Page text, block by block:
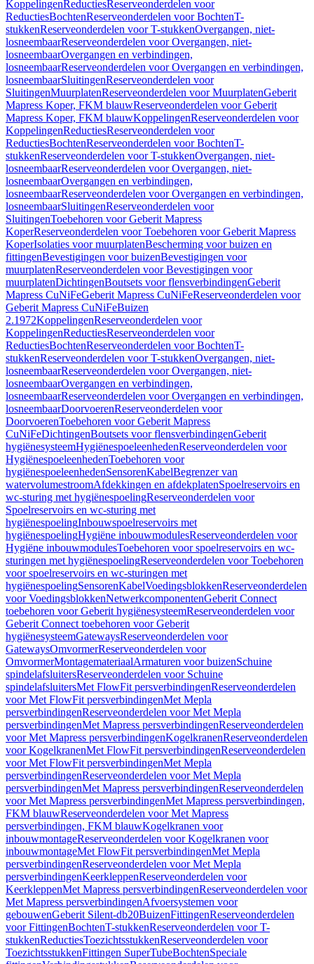
KoppelingenReductiesReserveonderdelen voor
ReductiesBochtenReserveonderdelen voor BochtenT-
stukkenReserveonderdelen voor T-stukkenOvergangen, niet-
losneembaarReserveonderdelen voor Overgangen, niet-
losneembaarOvergangen en verbindingen,
losneembaarReserveonderdelen voor Overgangen en verbindingen,
losneembaarSluitingenReserveonderdelen voor
SluitingenMuurplatenReserveonderdelen voor MuurplatenGeberit
Mapress Koper, FKM blauwReserveonderdelen voor Geberit
Mapress Koper, FKM blauwKoppelingenReserveonderdelen voor
KoppelingenReductiesReserveonderdelen voor
ReductiesBochtenReserveonderdelen voor BochtenT-
stukkenReserveonderdelen voor T-stukkenOvergangen, niet-
losneembaarReserveonderdelen voor Overgangen, niet-
losneembaarOvergangen en verbindingen,
losneembaarReserveonderdelen voor Overgangen en verbindingen,
losneembaarSluitingenReserveonderdelen voor
SluitingenToebehoren voor Geberit Mapress
KoperReserveonderdelen voor Toebehoren voor Geberit Mapress
KoperIsolaties voor muurplatenBescherming voor buizen en
fittingenBevestigingen voor buizenBevestigingen voor
muurplatenReserveonderdelen voor Bevestigingen voor
muurplatenDichtingenBoutsets voor flensverbindingenGeberit
Mapress CuNiFeGeberit Mapress CuNiFeReserveonderdelen voor
Geberit Mapress CuNiFeBuizen
2.1972KoppelingenReserveonderdelen voor
KoppelingenReductiesReserveonderdelen voor
ReductiesBochtenReserveonderdelen voor BochtenT-
stukkenReserveonderdelen voor T-stukkenOvergangen, niet-
losneembaarReserveonderdelen voor Overgangen, niet-
losneembaarOvergangen en verbindingen,
losneembaarReserveonderdelen voor Overgangen en verbindingen,
losneembaarDoorvoerenReserveonderdelen voor
DoorvoerenToebehoren voor Geberit Mapress
CuNiFeDichtingenBoutsets voor flensverbindingenGeberit
hygiënesysteemHygiënespoeleenhedenReserveonderdelen voor
HygiënespoeleenhedenToebehoren voor
hygiënespoeleenhedenSensorenKabelBegrenzer van
watervolumestroomAfdekkingen en afdekplatenSpoelreservoirs en
wc-sturing met hygiënespoelingReserveonderdelen voor
Spoelreservoirs en wc-sturing met
hygiënespoelingInbouwspoelreservoirs met
hygiënespoelingHygiëne inbouwmodulesReserveonderdelen voor
Hygiëne inbouwmodulesToebehoren voor spoelreservoirs en wc-
sturingen met hygiënespoelingReserveonderdelen voor Toebehoren
voor spoelreservoirs en wc-sturingen met
hygiënespoelingSensorenKabelVoedingsblokkenReserveonderdelen
voor VoedingsblokkenNetwerkcomponentenGeberit Connect
toebehoren voor Geberit hygiënesysteemReserveonderdelen voor
Geberit Connect toebehoren voor Geberit
hygiënesysteemGatewaysReserveonderdelen voor
GatewaysOmvormerReserveonderdelen voor
OmvormerMontagemateriaalArmaturen voor buizenSchuine
spindelafsluitersReserveonderdelen voor Schuine
spindelafsluitersMet FlowFit persverbindingenReserveonderdelen
voor Met FlowFit persverbindingenMet Mepla
persverbindingenReserveonderdelen voor Met Mepla
persverbindingenMet Mapress persverbindingenReserveonderdelen
voor Met Mapress persverbindingenKogelkranenReserveonderdelen
voor KogelkranenMet FlowFit persverbindingenReserveonderdelen
voor Met FlowFit persverbindingenMet Mepla
persverbindingenReserveonderdelen voor Met Mepla
persverbindingenMet Mapress persverbindingenReserveonderdelen
voor Met Mapress persverbindingenMet Mapress persverbindingen,
FKM blauwReserveonderdelen voor Met Mapress
persverbindingen, FKM blauwKogelkranen voor
inbouwmontageReserveonderdelen voor Kogelkranen voor
inbouwmontageMet FlowFit persverbindingenMet Mepla
persverbindingenReserveonderdelen voor Met Mepla
persverbindingenKeerkleppenReserveonderdelen voor
KeerkleppenMet Mapress persverbindingenReserveonderdelen voor
Met Mapress persverbindingenAfvoersystemen voor
gebouwenGeberit Silent-db20BuizenFittingenReserveonderdelen
voor FittingenBochtenT-stukkenReserveonderdelen voor T-
stukkenReductiesToezichtsstukkenReserveonderdelen voor
ToezichtsstukkenFittingen SuperTubeBochtenSpeciale